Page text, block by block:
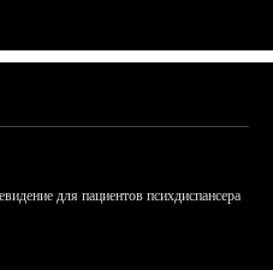
для пациентов психдиспансера